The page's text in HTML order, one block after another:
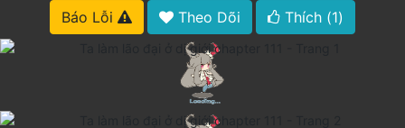
Truyện HOT
Truyện Mới Ra
Báo Lỗi Theo Dõi Thích (1)